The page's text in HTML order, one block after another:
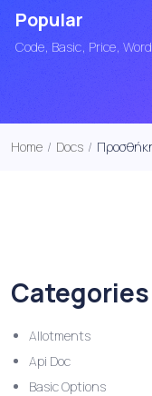
Popular
Code Basic Price
Home / Docs /
Categories
Allotments
Api Doc
Basic Options